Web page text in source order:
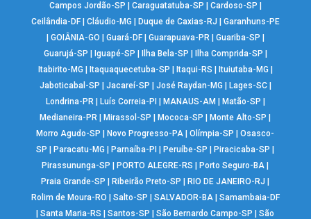
Campos Jordão-SP
Caraguatatuba-SP Cardoso-SP
Ceilândia-DF| Cláudio-MG Duque de Caxias-RJ
Garanhuns-PE
GOIÂNIA-GO Guará-DF| Guarapuava-PR| Guariba-SP
Guarujá-SP
Iguapé-SP Ilha Bela-SP Ilha Comprida-SP
Itabirito-MG
Itaquaquecetuba-SP Itaqui-RS Ituiutaba-MG
Jaboticabal-SP
Jacareí-SP José Raydan-MG Lages-SC|
Londrina-PR| Luís Correia-PI MANAUS-AM Matão-SP
Medianeira-PR
Mirassol-SP Mococa-SP Monte Alto-SP
Morro Agudo-SP
Novo Progresso-PA |Olímpia-SP |Osasco-
SP
Paracatu-MG Parnaíba-PI Peruíbe-SP Piracicaba-SP
Pirassununga-SP
PORTO ALEGRE-RS Porto Seguro-BA
Praia Grande-SP
Ribeirão Preto-SP RIO DE JANEIRO-RJ
Rolim de Moura-RO
Salto-SP SALVADOR-BA| Samambaia-DF
|Santa Maria-RS |Santos-SP |São Bernardo Campo-SP |São